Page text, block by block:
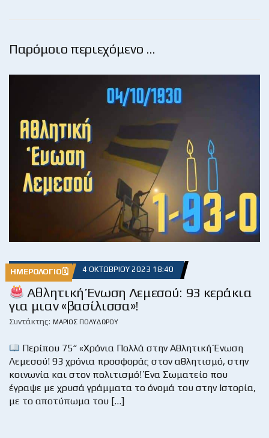
Παρόμοιο περιεχόμενο …
ΗΜΕΡΟΛΌΓΙΟ🗓 4 ΟΚΤΩΒΡΊΟΥ 2023 18:40
Αθλητική Ένωση Λεμεσού: 93 κεράκια
για μιαν «βασίλισσα»!
Συντάκτης: ΜΆΡΙΟΣ ΠΟΛΥΔΏΡΟΥ
Περίπου 75“ «Χρόνια Πολλά στην Αθλητική Ένωση
Λεμεσού! 93 χρόνια προσφοράς στον αθλητισμό, στην
κοινωνία και στον πολιτισμό! Ένα Σωματείο που
έγραψε με χρυσά γράμματα το όνομά του στην Ιστορία,
με το αποτύπωμα του […]